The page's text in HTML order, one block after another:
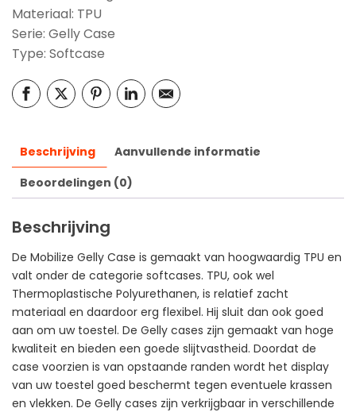
Materiaal: TPU
Serie: Gelly Case
Type: Softcase
Beschrijving
Aanvullende informatie
Beoordelingen (0)
Beschrijving
De Mobilize Gelly Case is gemaakt van hoogwaardig TPU en
valt onder de categorie softcases. TPU, ook wel
Thermoplastische Polyurethanen, is relatief zacht
materiaal en daardoor erg flexibel. Hij sluit dan ook goed
aan om uw toestel. De Gelly cases zijn gemaakt van hoge
kwaliteit en bieden een goede slijtvastheid. Doordat de
case voorzien is van opstaande randen wordt het display
van uw toestel goed beschermt tegen eventuele krassen
en vlekken. De Gelly cases zijn verkrijgbaar in verschillende